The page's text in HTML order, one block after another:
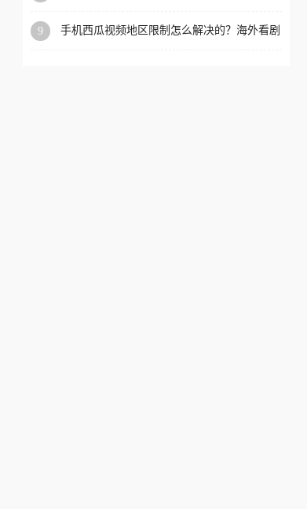
9
手机西瓜视频地区限制怎么解决的？海外看剧